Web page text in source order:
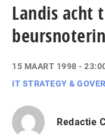
Landis acht
15 MAART 1998 -
IT STRATEGY &
Redactie